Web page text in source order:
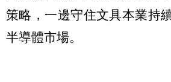
策略，一邊守住文具本業持
半導體市場。